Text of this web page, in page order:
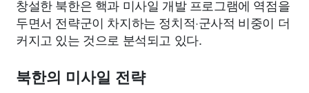
창설한 북한은 핵과 미사일 개발 프로그램에 역점을
두면서 전략군이 차지하는 정치적·군사적 비중이 더
커지고 있는 것으로 분석되고 있다.
북한의 미사일 전략